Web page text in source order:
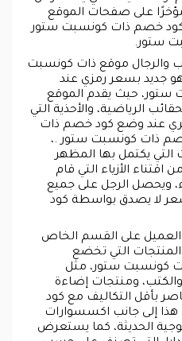
على صفحات الموقع
كود خصم ذات كونسبت ستور
ستور.
والرجال موقع ذات كونسبت
جديد بسعر رمزي عند
ستور، حيث يقدم الموقع
الرياضية، والأحذية التي
عند وضع كود خصم ذات
ذات كونسبت ستور .،
التي يكتمل بها المظهر
اقتناء الأزياء التي قام
ويحصل الرجل على جميع
لا يصدق بواسطة كود
العميل على القسم الخاص
التي تخضع
كونسبت ستور، مثل
والكتب، ومنتجات إضاءة
بأقل التكاليف مع كود
إلى جانب اكسسوارات
الحديثة، كما يستعرض